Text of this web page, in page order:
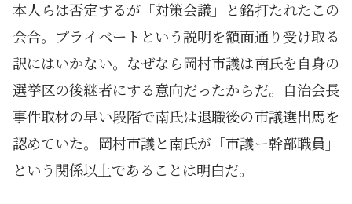
本人らは否定するが「対策会議」と銘打たれたこの
会合。プライベートという説明を額面通り受け取る
訳にはいかない。なぜなら岡村市議は南氏を自身の
選挙区の後継者にする意向だったからだ。自治会長
事件取材の早い段階で南氏は退職後の市議選出馬を
認めていた。岡村市議と南氏が「市議ー幹部職員」
という関係以上であることは明白だ。